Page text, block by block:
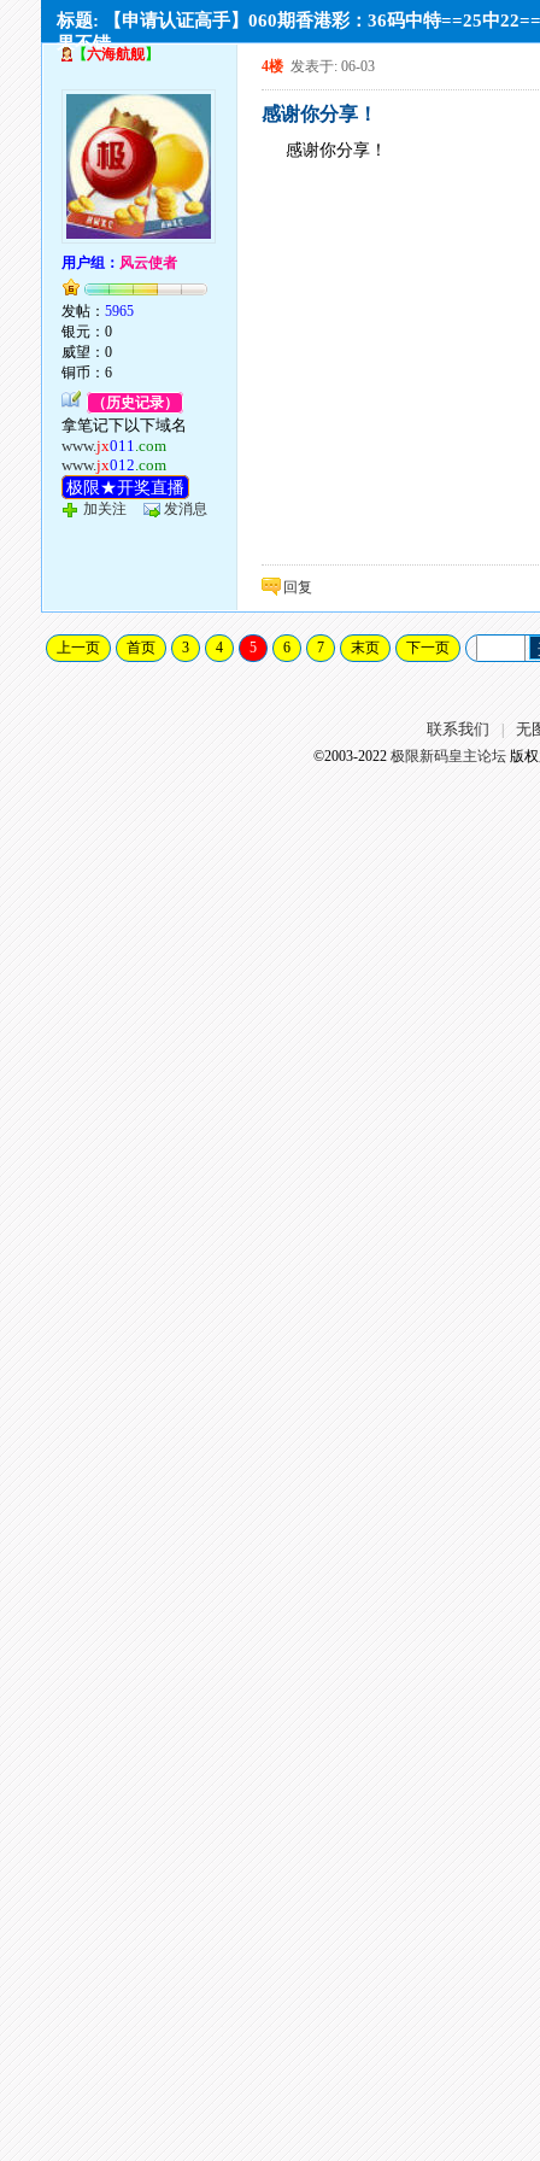
标题: 【申请认证高手】060期香港彩：36码中特==25中
果不错。
【六海航舰】
用户组： 风云使者
发帖：5965
银元：0
威望：0
铜币：6
（历史记录）
拿笔记下以下域名
www.jx011.com
www.jx012.com
极限★开奖直播
加关注 发消息
4楼 发表于: 06-03
感谢你分享！
感谢你分享！
回复
上一页 首页 3 4 5 6 7 末页 下一页
联系我们 无
©2003-2022 极限新码皇主论坛版权